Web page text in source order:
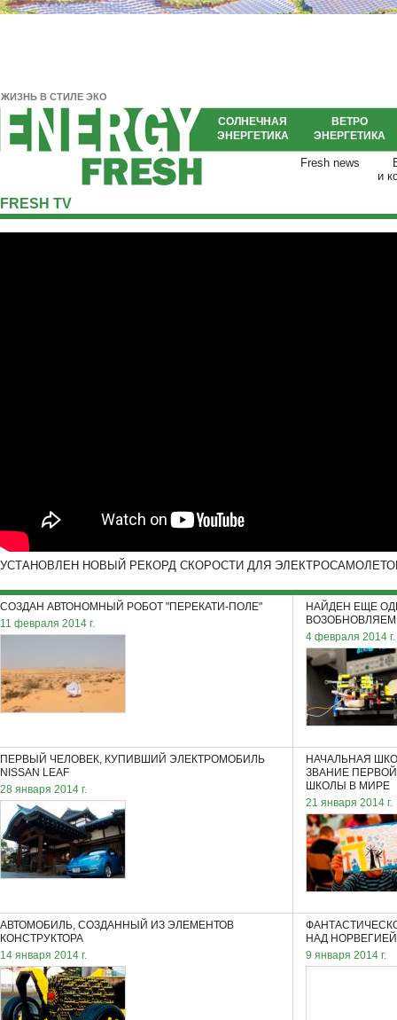
ЖИЗНЬ В СТИЛЕ ЭКО
СОЛНЕЧНАЯ
ЭНЕРГЕТИКА
ВЕТРО
ЭНЕРГЕТИКА
Fresh news
и
FRESH TV
УСТАНОВЛЕН НОВЫЙ РЕКОРД СКОРОСТИ ДЛЯ
СОЗДАН АВТОНОМНЫЙ РОБОТ "ПЕРЕКАТИ-ПОЛЕ"
11 февраля 2014 г.
НАЙДЕН ЕЩЕ
4 февраля 2014 г.
ПЕРВЫЙ ЧЕЛОВЕК, КУПИВШИЙ ЭЛЕКТРОМОБИЛЬ
NISSAN LEAF
28 января 2014 г.
НАЧАЛЬНАЯ
ЗВАНИЕ
ШКОЛЫ В МИРЕ
21 января 2014 г.
АВТОМОБИЛЬ, СОЗДАННЫЙ ИЗ ЭЛЕМЕНТОВ
КОНСТРУКТОРА
14 января 2014 г.
НАД НОРВЕГИЕЙ
9 января 2014 г.